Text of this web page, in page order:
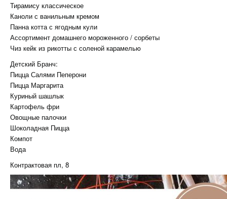
Тирамису классическое
Каноли с ванильным кремом
Панна котта с ягодным кули
Ассортимент домашнего мороженного / сорбеты
Чиз кейк из рикотты с соленой карамелью
Детский Бранч:
Пицца Салями Пеперони
Пицца Маргарита
Куриный шашлык
Картофель фри
Овощные палочки
Шоколадная Пицца
Компот
Вода
Контрактовая пл, 8